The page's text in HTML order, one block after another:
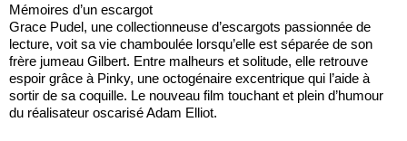
Mémoires d’un escargot
Grace Pudel, une collectionneuse d’escargots passionnée de
lecture, voit sa vie chamboulée lorsqu’elle est séparée de son
frère jumeau Gilbert. Entre malheurs et solitude, elle retrouve
espoir grâce à Pinky, une octogénaire excentrique qui l’aide à
sortir de sa coquille. Le nouveau film touchant et plein d’humour
du réalisateur oscarisé Adam Elliot.